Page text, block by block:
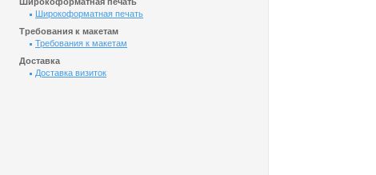
Широкоформатная печать
Требования к макетам
Требования к макетам
Доставка
Доставка визиток